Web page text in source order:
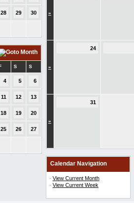
28 29 30
S S
4 5 6
11 12 13
18 19 20
25 26 27
»
»
24
»
31
Calendar Navigation
· View Current Month
· View Current Week